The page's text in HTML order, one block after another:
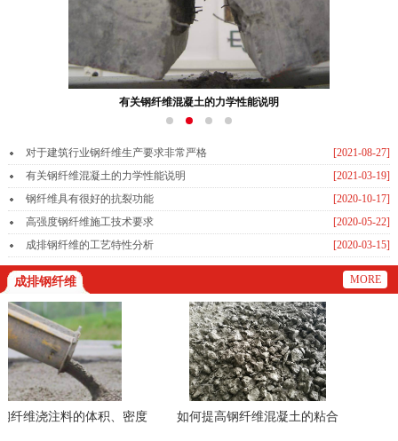
钢纤维具有很好的抗裂功能
[2021-08-27]
对于建筑行业钢纤维生产要求非常严格
[2021-03-19]
有关钢纤维混凝土的力学性能说明
[2020-10-17]
钢纤维具有很好的抗裂功能
[2020-05-22]
高强度钢纤维施工技术要求
[2020-03-15]
成排钢纤维的工艺特性分析
成排钢纤维 MORE
维浇注料的体积、密度
如何提高钢纤维混凝土的粘合